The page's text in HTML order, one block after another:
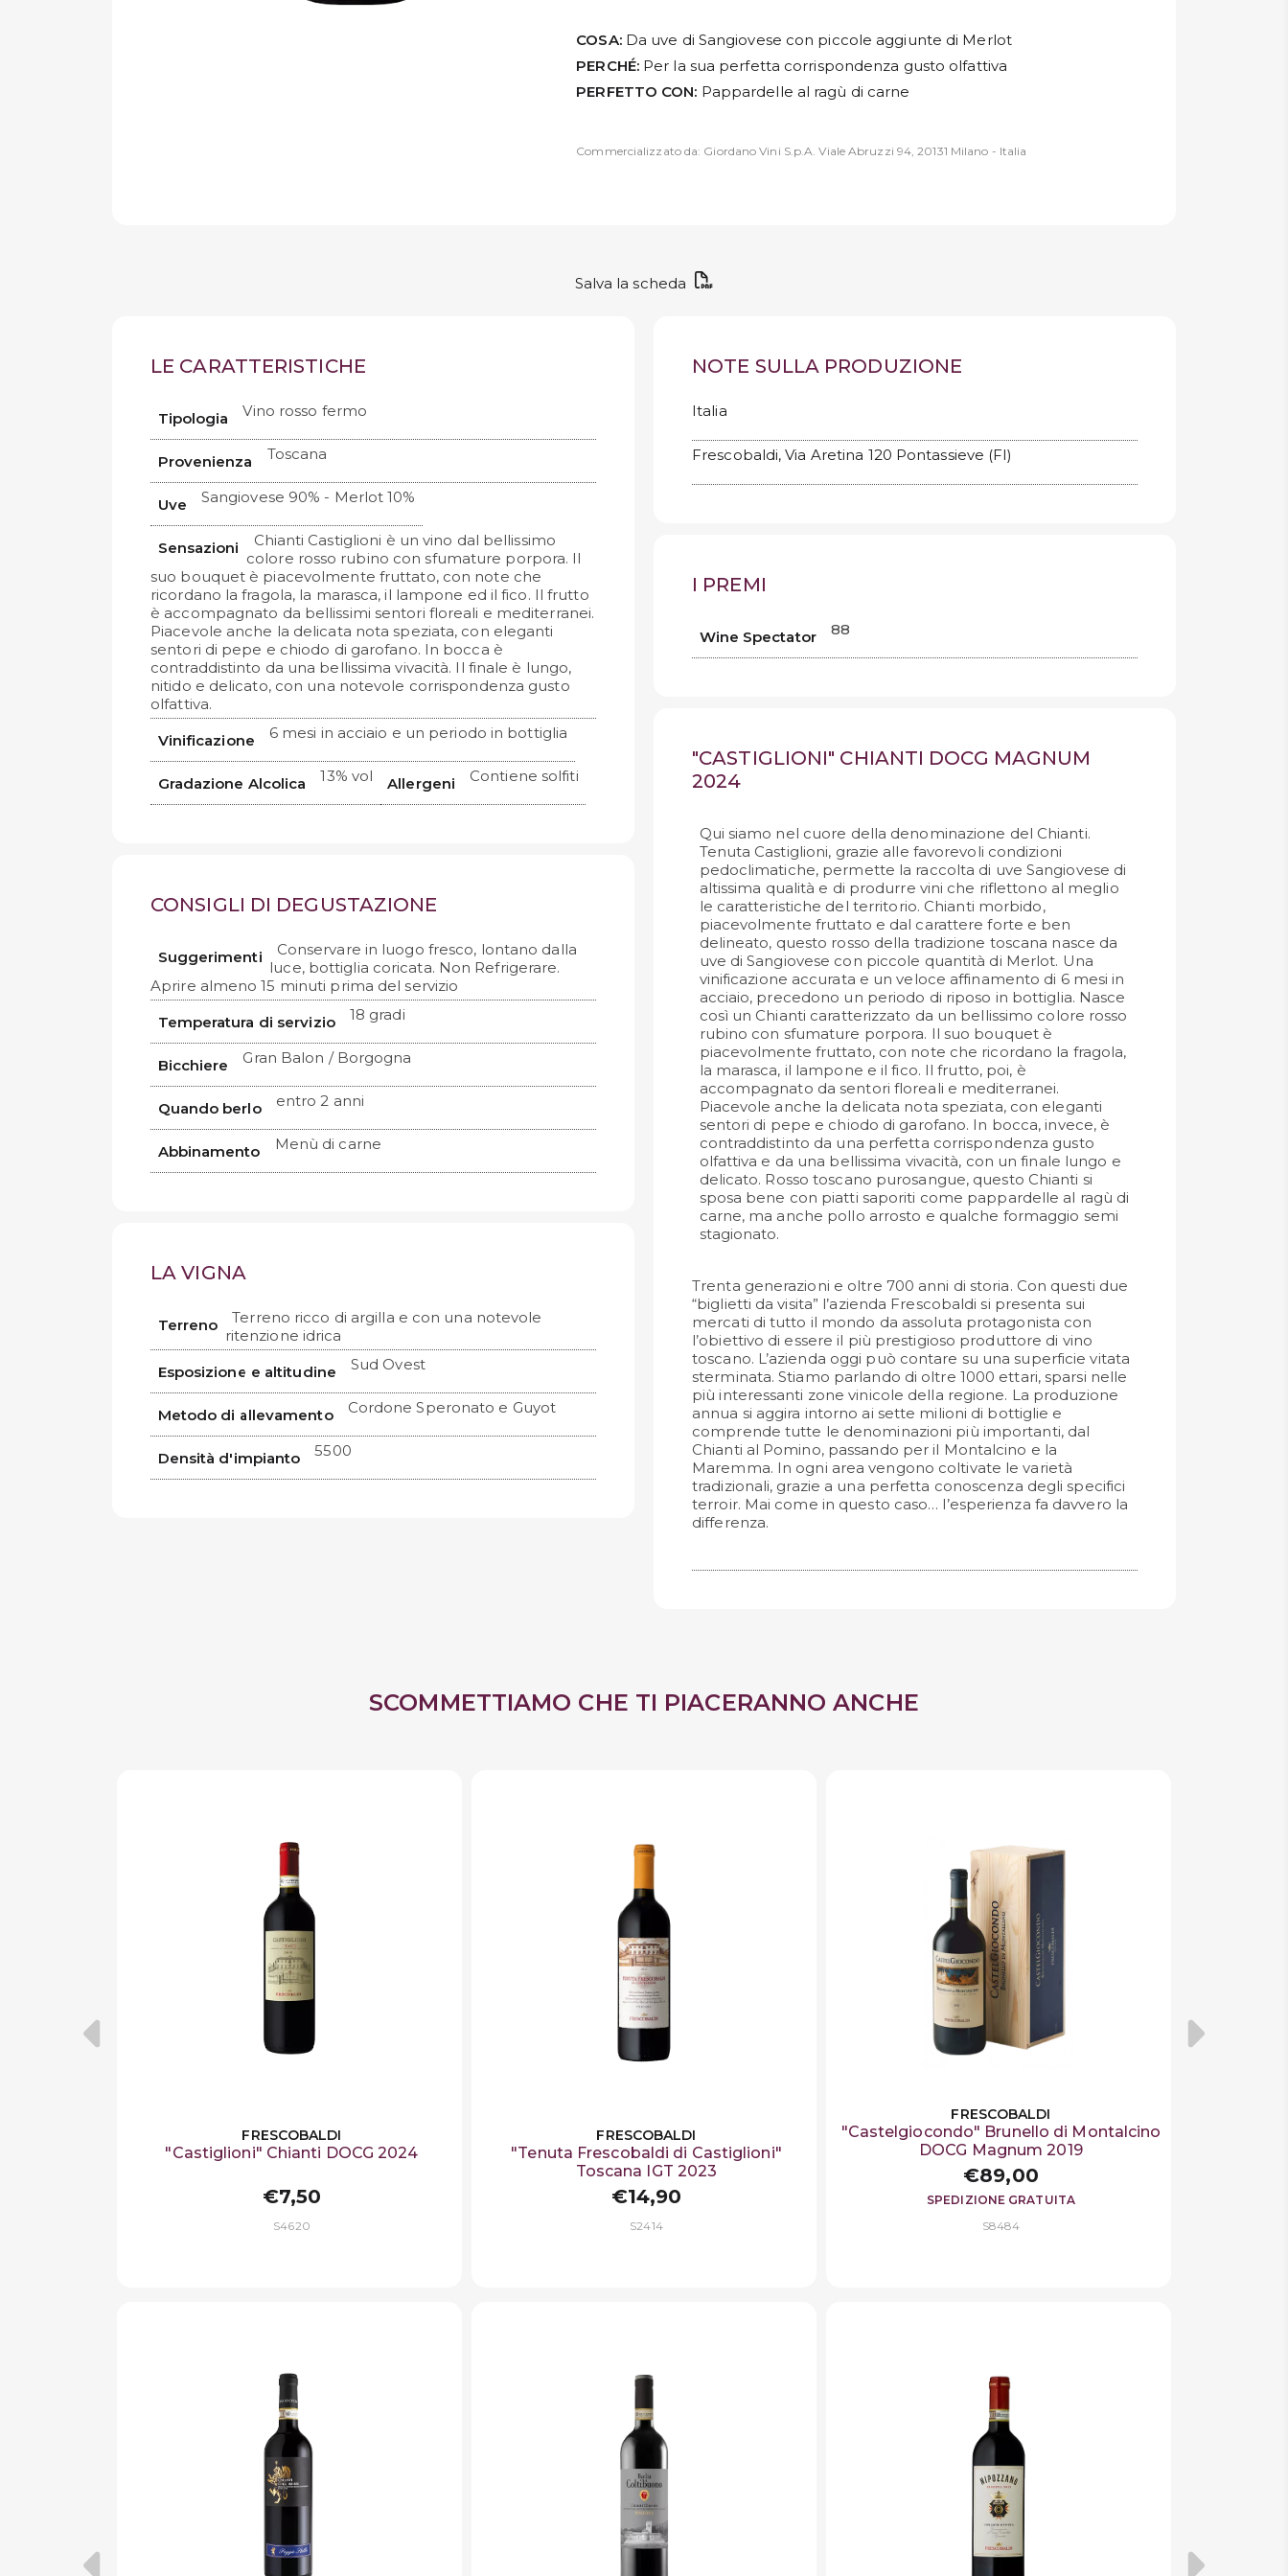
COSA:Da uve di Sangiovese con piccole aggiunte di Merlot
PERCHÉ:Per la sua perfetta corrispondenza gusto olfattiva
PERFETTO CON: Pappardelle al ragù di carne
Commercializzato da: Giordano Vini S.p.A. Viale Abruzzi 94, 20131 Milano - Italia
Salva la scheda
LE CARATTERISTICHE
Tipologia Vino rosso fermo
Provenienza Toscana
Uve Sangiovese 90% - Merlot 10%
Sensazioni
Chianti Castiglioni è un vino dal bellissimo
colore rosso rubino con sfumature porpora. Il
suo bouquet è piacevolmente fruttato, con note che
ricordano la fragola, la marasca, il lampone ed il fico. Il frutto
è accompagnato da bellissimi sentori floreali e mediterranei.
Piacevole anche la delicata nota speziata, con eleganti
sentori di pepe e chiodo di garofano. In bocca è
contraddistinto da una bellissima vivacità. Il finale è lungo,
nitido e delicato, con una notevole corrispondenza gusto
olfattiva.
Vinificazione
6 mesi in acciaio e un periodo in bottiglia
Gradazione Alcolica 13% vol Allergeni Contiene solfiti
CONSIGLI DI DEGUSTAZIONE
Suggerimenti
Conservare in luogo fresco, lontano dalla
luce, bottiglia coricata. Non Refrigerare.
Aprire almeno 15 minuti prima del servizio
Temperatura di servizio
18 gradi
Bicchiere Gran Balon / Borgogna
Quando berlo entro 2 anni
Abbinamento Menù di carne
LA VIGNA
Terreno
Terreno ricco di argilla e con una notevole
ritenzione idrica
Esposizione e altitudine
Sud Ovest
Metodo di allevamento Cordone Speronato e Guyot
Densità d'impianto 5500
NOTE SULLA PRODUZIONE
Italia
Frescobaldi, Via Aretina 120 Pontassieve (FI)
I PREMI
Wine Spectator 88
"CASTIGLIONI" CHIANTI DOCG MAGNUM
2024
Qui siamo nel cuore della denominazione del Chianti.
Tenuta Castiglioni, grazie alle favorevoli condizioni
pedoclimatiche, permette la raccolta di uve Sangiovese di
altissima qualità e di produrre vini che riflettono al meglio
le caratteristiche del territorio. Chianti morbido,
piacevolmente fruttato e dal carattere forte e ben
delineato, questo rosso della tradizione toscana nasce da
uve di Sangiovese con piccole quantità di Merlot. Una
vinificazione accurata e un veloce affinamento di 6 mesi in
acciaio, precedono un periodo di riposo in bottiglia. Nasce
così un Chianti caratterizzato da un bellissimo colore rosso
rubino con sfumature porpora. Il suo bouquet è
piacevolmente fruttato, con note che ricordano la fragola,
la marasca, il lampone e il fico. Il frutto, poi, è
accompagnato da sentori floreali e mediterranei.
Piacevole anche la delicata nota speziata, con eleganti
sentori di pepe e chiodo di garofano. In bocca, invece, è
contraddistinto da una perfetta corrispondenza gusto
olfattiva e da una bellissima vivacità, con un finale lungo e
delicato. Rosso toscano purosangue, questo Chianti si
sposa bene con piatti saporiti come pappardelle al ragù di
carne, ma anche pollo arrosto e qualche formaggio semi
stagionato.
Trenta generazioni e oltre 700 anni di storia. Con questi due
“biglietti da visita” l’azienda Frescobaldi si presenta sui
mercati di tutto il mondo da assoluta protagonista con
l’obiettivo di essere il più prestigioso produttore di vino
toscano. L’azienda oggi può contare su una superficie vitata
sterminata. Stiamo parlando di oltre 1000 ettari, sparsi nelle
più interessanti zone vinicole della regione. La produzione
annua si aggira intorno ai sette milioni di bottiglie e
comprende tutte le denominazioni più importanti, dal
Chianti al Pomino, passando per il Montalcino e la
Maremma. In ogni area vengono coltivate le varietà
tradizionali, grazie a una perfetta conoscenza degli specifici
terroir. Mai come in questo caso… l’esperienza fa davvero la
differenza.
SCOMMETTIAMO CHE TI PIACERANNO ANCHE
FRESCOBALDI
"Castiglioni" Chianti DOCG 2024
€7,50
S4620
FRESCOBALDI
"Tenuta Frescobaldi di Castiglioni"
Toscana IGT 2023
€14,90
S2414
FRESCOBALDI
"Castelgiocondo" Brunello di Montalcino
DOCG Magnum 2019
€89,00
SPEDIZIONE GRATUITA
S8484